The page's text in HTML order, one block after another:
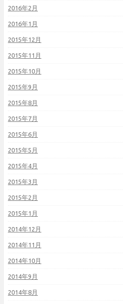
2016年2月
2016年1月
2015年12月
2015年11月
2015年10月
2015年9月
2015年8月
2015年7月
2015年6月
2015年5月
2015年4月
2015年3月
2015年2月
2015年1月
2014年12月
2014年11月
2014年10月
2014年9月
2014年8月